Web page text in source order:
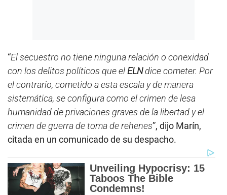
“El secuestro no tiene ninguna relación o conexidad
con los delitos políticos que elELNdice cometer. Por
el contrario, cometido a esta escala y de manera
sistemática, se configura como el crimen de lesa
humanidad de privaciones graves de la libertad y el
crimen de guerra de toma de rehenes”, dijo Marín,
citada en un comunicado de su despacho.